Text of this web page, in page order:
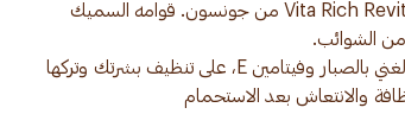
• دلّلي بشرتك بنضارة الأزهار مع غسول الجسم Vita Rich Revitalizing من جونسون. قوامه السميك
• تعمل تركيبة غسول الجسم Vita Rich من جونسون، الغني بالصبار وفيتامين E، على تنظيف بشرتك وتركها
والانتعاش بعد الاستحمام